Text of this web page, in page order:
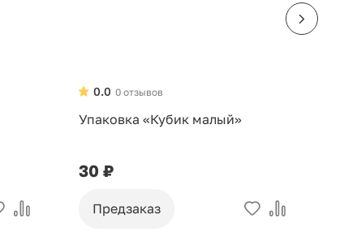
0 отзывов
0.0
Упаковка «Кубик малый»
30 ₽
Предзаказ